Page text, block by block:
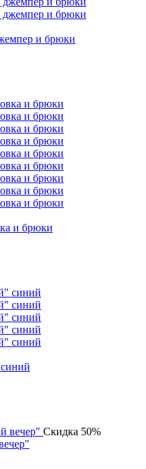
и брюки
и брюки
Скидка 50%